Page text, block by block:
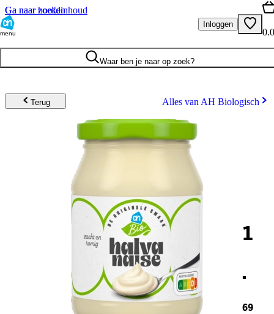
Ga naar hoofdinhoud
Ga naar zoeken
menu
Inloggen
Waar ben je naar op zoek?
Terug Alles van AH Biologisch
1
.
69